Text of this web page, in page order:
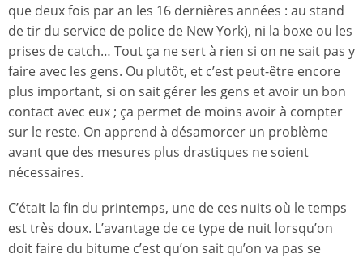
que deux fois par an les 16 dernières années : au stand
de tir du service de police de New York), ni la boxe ou les
prises de catch… Tout ça ne sert à rien si on ne sait pas y
faire avec les gens. Ou plutôt, et c’est peut-être encore
plus important, si on sait gérer les gens et avoir un bon
contact avec eux ; ça permet de moins avoir à compter
sur le reste. On apprend à désamorcer un problème
avant que des mesures plus drastiques ne soient
nécessaires.
C’était la fin du printemps, une de ces nuits où le temps
est très doux. L’avantage de ce type de nuit lorsqu’on
doit faire du bitume c’est qu’on sait qu’on va pas se